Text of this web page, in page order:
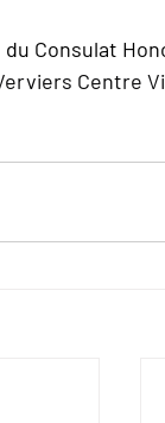
Consulat
Centre